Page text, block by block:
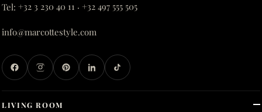
Tel: +32 3 230 40 11 · +32 497 555 505
info@marcottestyle.com
LIVING ROOM